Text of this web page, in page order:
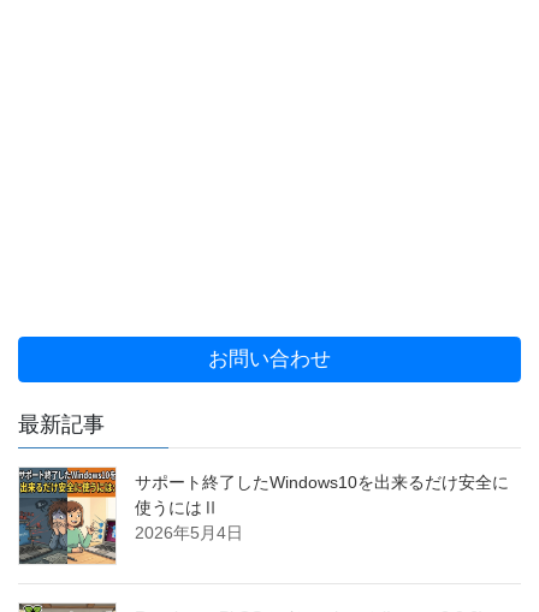
お問い合わせ
最新記事
サポート終了したWindows10を出来るだけ安全に
使うにはⅡ
2026年5月4日